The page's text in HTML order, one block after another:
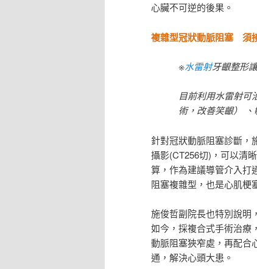
心臟不可逆的後果。
複雜型冠狀動脈阻塞 須
※水雷射牙齦整形
目前利用水雷射可
術，改善笑齦）
針對冠狀動脈阻塞診斷，
攝影(CT256切)，可以清
算，作為建議導管介入打
阻塞複雜型，也是心肌梗
施俊哲副院長也特別說明
如今，採複合式手術治療
動脈阻塞狹窄處，再配合
通，解決心頭大患。